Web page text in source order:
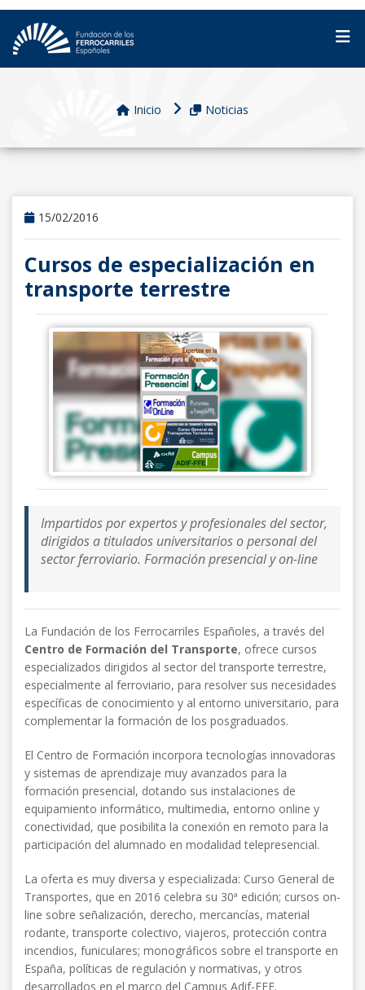
Inicio Noticias
15/02/2016
Cursos de especialización en
transporte terrestre
Impartidos por expertos y profesionales del sector,
dirigidos a titulados universitarios o personal del
sector ferroviario. Formación presencial y on-line
La Fundación de los Ferrocarriles Españoles, a través del
Centro de Formación del Transporte, ofrece cursos
especializados dirigidos al sector del transporte terrestre,
especialmente al ferroviario, para resolver sus necesidades
específicas de conocimiento y al entorno universitario, para
complementar la formación de los posgraduados.
El Centro de Formación incorpora tecnologías innovadoras
y sistemas de aprendizaje muy avanzados para la
formación presencial, dotando sus instalaciones de
equipamiento informático, multimedia, entorno online y
conectividad, que posibilita la conexión en remoto para la
participación del alumnado en modalidad telepresencial.
La oferta es muy diversa y especializada: Curso General de
Transportes, que en 2016 celebra su 30ª edición; cursos on-
line sobre señalización, derecho, mercancías, material
rodante, transporte colectivo, viajeros, protección contra
incendios, funiculares; monográficos sobre el transporte en
España, políticas de regulación y normativas, y otros
desarrollados en el marco del Campus Adif-FFE.